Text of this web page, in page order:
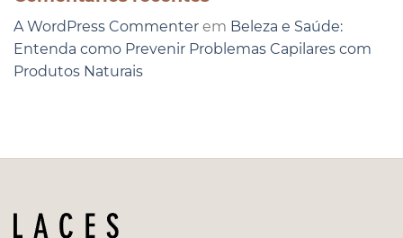
A WordPress Commenter em Beleza e Saúde:
Entenda como Prevenir Problemas Capilares com
Produtos Naturais